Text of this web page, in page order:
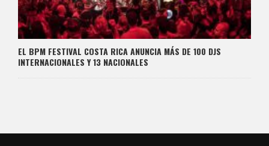
EL BPM FESTIVAL COSTA RICA ANUNCIA MÁS DE 100 DJS
INTERNACIONALES Y 13 NACIONALES